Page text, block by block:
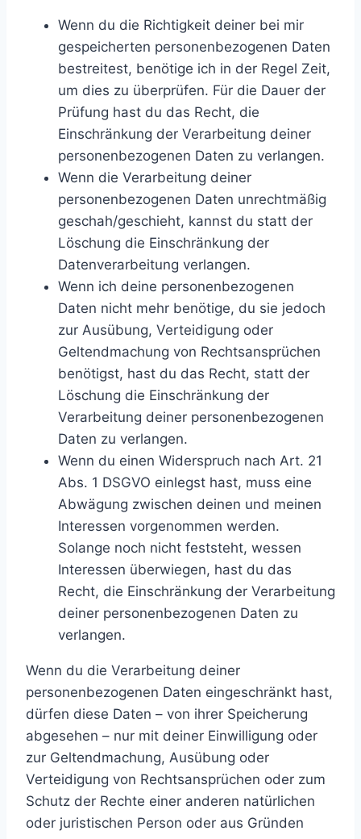
Wenn du die Richtigkeit deiner bei mir
gespeicherten personenbezogenen Daten
bestreitest, benötige ich in der Regel Zeit,
um dies zu überprüfen. Für die Dauer der
Prüfung hast du das Recht, die
Einschränkung der Verarbeitung deiner
personenbezogenen Daten zu verlangen.
Wenn die Verarbeitung deiner
personenbezogenen Daten unrechtmäßig
geschah/geschieht, kannst du statt der
Löschung die Einschränkung der
Datenverarbeitung verlangen.
Wenn ich deine personenbezogenen
Daten nicht mehr benötige, du sie jedoch
zur Ausübung, Verteidigung oder
Geltendmachung von Rechtsansprüchen
benötigst, hast du das Recht, statt der
Löschung die Einschränkung der
Verarbeitung deiner personenbezogenen
Daten zu verlangen.
Wenn du einen Widerspruch nach Art. 21
Abs. 1 DSGVO einlegst hast, muss eine
Abwägung zwischen deinen und meinen
Interessen vorgenommen werden.
Solange noch nicht feststeht, wessen
Interessen überwiegen, hast du das
Recht, die Einschränkung der Verarbeitung
deiner personenbezogenen Daten zu
verlangen.
Wenn du die Verarbeitung deiner
personenbezogenen Daten eingeschränkt hast,
dürfen diese Daten – von ihrer Speicherung
abgesehen – nur mit deiner Einwilligung oder
zur Geltendmachung, Ausübung oder
Verteidigung von Rechtsansprüchen oder zum
Schutz der Rechte einer anderen natürlichen
oder juristischen Person oder aus Gründen